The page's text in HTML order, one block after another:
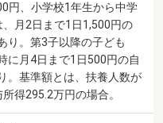
円、小学校1年生から中学
、月2日まで1日1,500円の
り。第3子以降の子ども
に月4日まで1日500円の自
。基準額とは、扶養人数が
得295.2万円の場合。